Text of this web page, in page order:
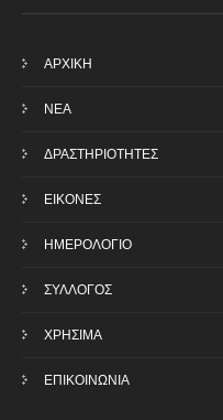
ΑΡΧΙΚΗ
ΝΕΑ
ΔΡΑΣΤΗΡΙΟΤΗΤΕΣ
ΕΙΚΟΝΕΣ
ΗΜΕΡΟΛΟΓΙΟ
ΣΥΛΛΟΓΟΣ
ΧΡΗΣΙΜΑ
ΕΠΙΚΟΙΝΩΝΙΑ